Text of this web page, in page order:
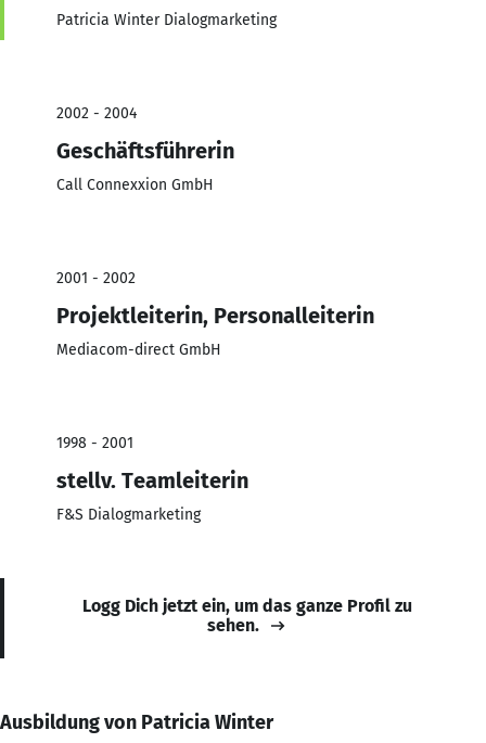
Patricia Winter Dialogmarketing
2002 - 2004
Geschäftsführerin
Call Connexxion GmbH
2001 - 2002
Projektleiterin, Personalleiterin
Mediacom-direct GmbH
1998 - 2001
stellv. Teamleiterin
F&S Dialogmarketing
Logg Dich jetzt ein, um das ganze Profil zu
sehen.
Ausbildung von Patricia Winter